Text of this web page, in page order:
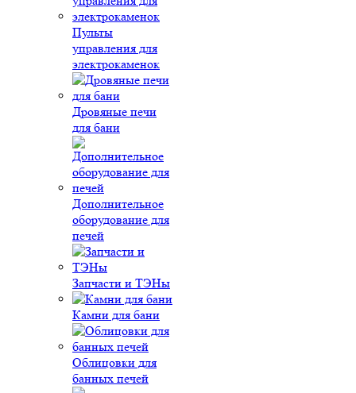
Пульты
управления для
электрокаменок
Дровяные печи
для бани
Дополнительное
оборудование для
печей
Запчасти и ТЭНы
Камни для бани
Облицовки для
банных печей